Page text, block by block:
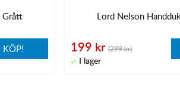
Grått
KÖP!
Lord Nelson
199 kr (299 kr)